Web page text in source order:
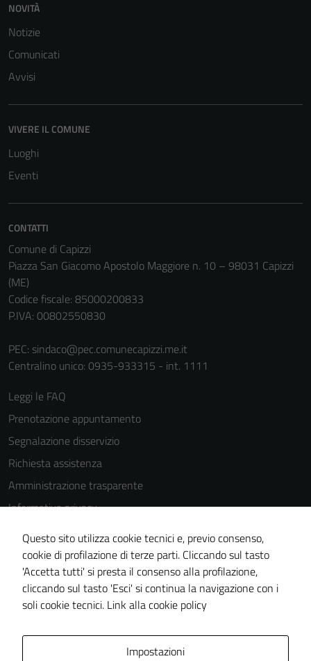
NOVITÀ
Notizie
Comunicati
Avvisi
VIVERE IL COMUNE
Luoghi
Eventi
CONTATTI
Comune di Capizzi
Piazza San Giacomo Apostolo Maggiore n. 10 – 98031 Capizzi
(ME)
Codice fiscale: 85000200833
P.IVA: 00802550830
PEC: sindaco@pec.comunecapizzi.me.it
Centralino unico: 0935-933315 - int. 1111
Leggi le FAQ
Prenotazione appuntamento
Segnalazione disservizio
Richiesta assistenza
Amministrazione trasparente
Informativa privacy
Cookie Policy
Note legali
Dichiarazione di accessibilità
Piano di miglioramento del sito
Questo sito utilizza cookie tecnici e, previo consenso,
cookie di profilazione di terze parti. Cliccando sul tasto
'Accetta tutti' si presta il consenso alla profilazione,
cliccando sul tasto 'Esci' si continua la navigazione con i
soli cookie tecnici. Link alla cookie policy
Impostazioni
Tecnici
Questi cookie
sono necessari
funzionamento
del sito e non